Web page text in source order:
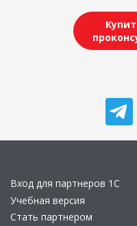
Вход для партнеров 1С
Учебная версия
Стать партнером